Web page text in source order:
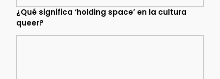
¿Qué significa ‘holding space’ en la cultura
queer?